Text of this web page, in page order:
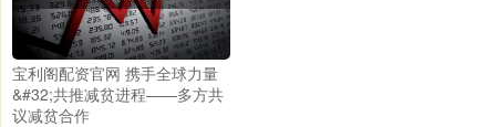
宝利阁配资官网 携手全球力量
&#32;共推减贫进程——多方共
议减贫合作